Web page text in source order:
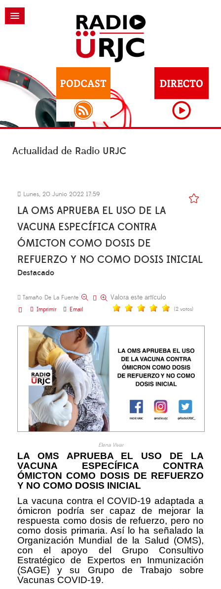
Actualidad de Radio URJC
Lunes, 20 Junio 2022 17:59
LA OMS APRUEBA EL USO DE LA
VACUNA ESPECÍFICA CONTRA
ÓMICTON COMO DOSIS DE
REFUERZO Y NO COMO DOSIS INICIAL
Destacado
Tamaño De La Fuente
Imprimir
Email
Valora este artículo
(2 votos)
Elena Vivar
LA OMS APRUEBA EL USO DE LA
VACUNA ESPECÍFICA CONTRA
ÓMICTON COMO DOSIS DE REFUERZO
Y NO COMO DOSIS INICIAL
La vacuna contra el COVID-19 adaptada a
ómicron podría ser capaz de mejorar la
respuesta como dosis de refuerzo, pero no
como dosis primaria. Así lo ha señalado la
Organización Mundial de la Salud (OMS),
con el apoyo del Grupo Consultivo
Estratégico de Expertos en Inmunización
(SAGE) y su Grupo de Trabajo sobre
Vacunas COVID-19.